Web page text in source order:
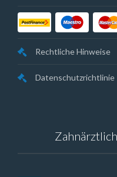
Rechtliche Hinweise
Datenschutzrichtlinie